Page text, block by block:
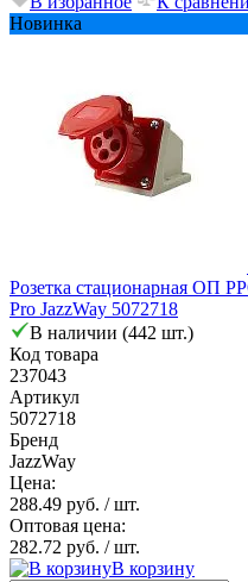
Новинка
Розетка стационарная ОП
Pro JazzWay 5072718
В наличии (442 шт.)
Код товара
237043
Артикул
5072718
Бренд
JazzWay
Цена:
288.49 руб. / шт.
Оптовая цена:
282.72 руб. / шт.
В корзину